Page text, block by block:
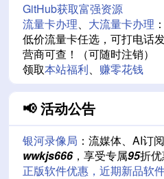
GitHub获取富强资源
流量卡办理、 大流量卡办理
低价流量卡任选，可打电话
营商可查！（可随时注销）
领取本站福利、 赚零花钱
📢 活动公告
银河录像局 ：流媒体、AI订
wwkjs666，享受专属95折优
正版软件优惠，近期新品软